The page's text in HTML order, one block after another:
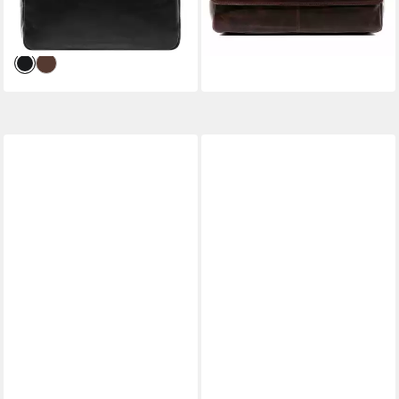
Laptoptasche 17 Zoll Damen
Herren, Arbeitstasche
Umhängetasche schwarz
-24%
lieferbar - in 2-3 Werktagen bei dir
-24%